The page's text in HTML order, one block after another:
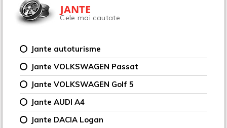
JANTE
Cele mai cautate
Jante autoturisme
Jante VOLKSWAGEN Passat
Jante VOLKSWAGEN Golf 5
Jante AUDI A4
Jante DACIA Logan